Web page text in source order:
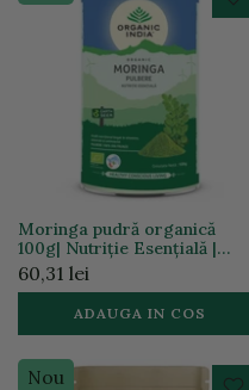
Moringa pudră organică
100g| Nutriție Esențială |
Organic India
60,31 lei
ADAUGA IN COS
Nou